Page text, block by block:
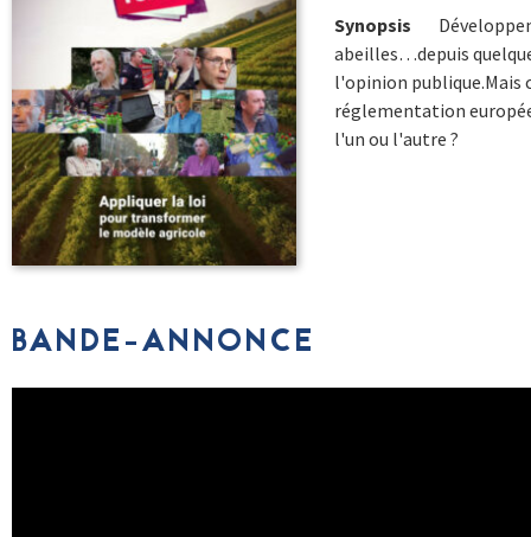
Synopsis
abeilles…depuis
l'opinion publique.Mais
réglementation
l'un ou l'autre ?
BANDE-ANNONCE